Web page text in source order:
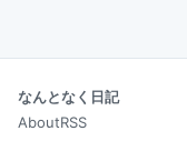
なんとなく日記
AboutRSS